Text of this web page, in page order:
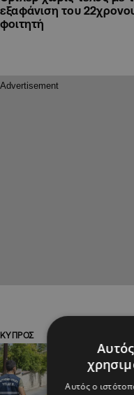
εξαφάνιση του
φοιτητή
ΚΥΠΡΟΣ
Αυτός ο